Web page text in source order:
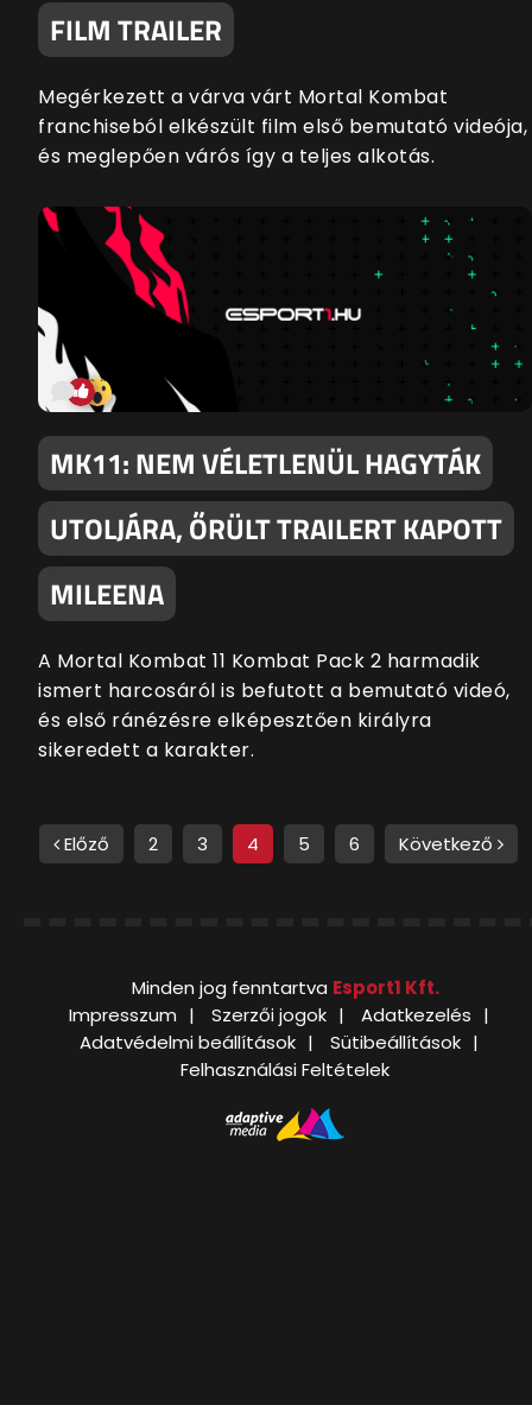
FILM TRAILER
Megérkezett a várva várt Mortal Kombat
franchiseból elkészült film első bemutató videója,
és meglepően várós így a teljes alkotás.
MK11: NEM VÉLETLENÜL HAGYTÁK
UTOLJÁRA, ŐRÜLT TRAILERT KAPOTT
MILEENA
A Mortal Kombat 11 Kombat Pack 2 harmadik
ismert harcosáról is befutott a bemutató videó,
és első ránézésre elképesztően királyra
sikeredett a karakter.
Előző 2 3 4 5 6 Következő
Minden jog fenntartva Esport1 Kft.
Impresszum
Szerzői jogok
Adatkezelés
Adatvédelmi beállítások
Sütibeállítások
Felhasználási Feltételek